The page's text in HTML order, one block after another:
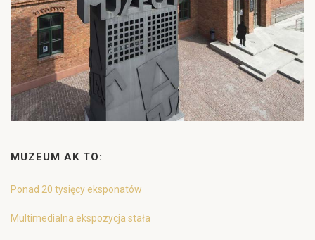
MUZEUM AK TO:
Ponad 20 tysięcy eksponatów
Multimedialna ekspozycja stała